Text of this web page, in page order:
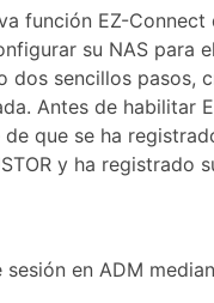
función EZ-Connect
su NAS para
dos sencillos pasos,
Antes de habilitar
de que se ha
y ha registrado
sesión en ADM